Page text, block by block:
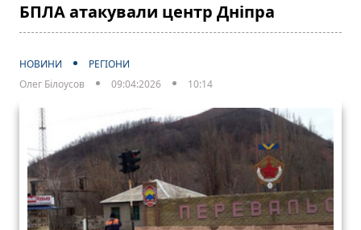
БПЛА атакували центр Дніпра
НОВИНИ
РЕГІОНИ
Олег Білоусов
09:04:2026 10:14